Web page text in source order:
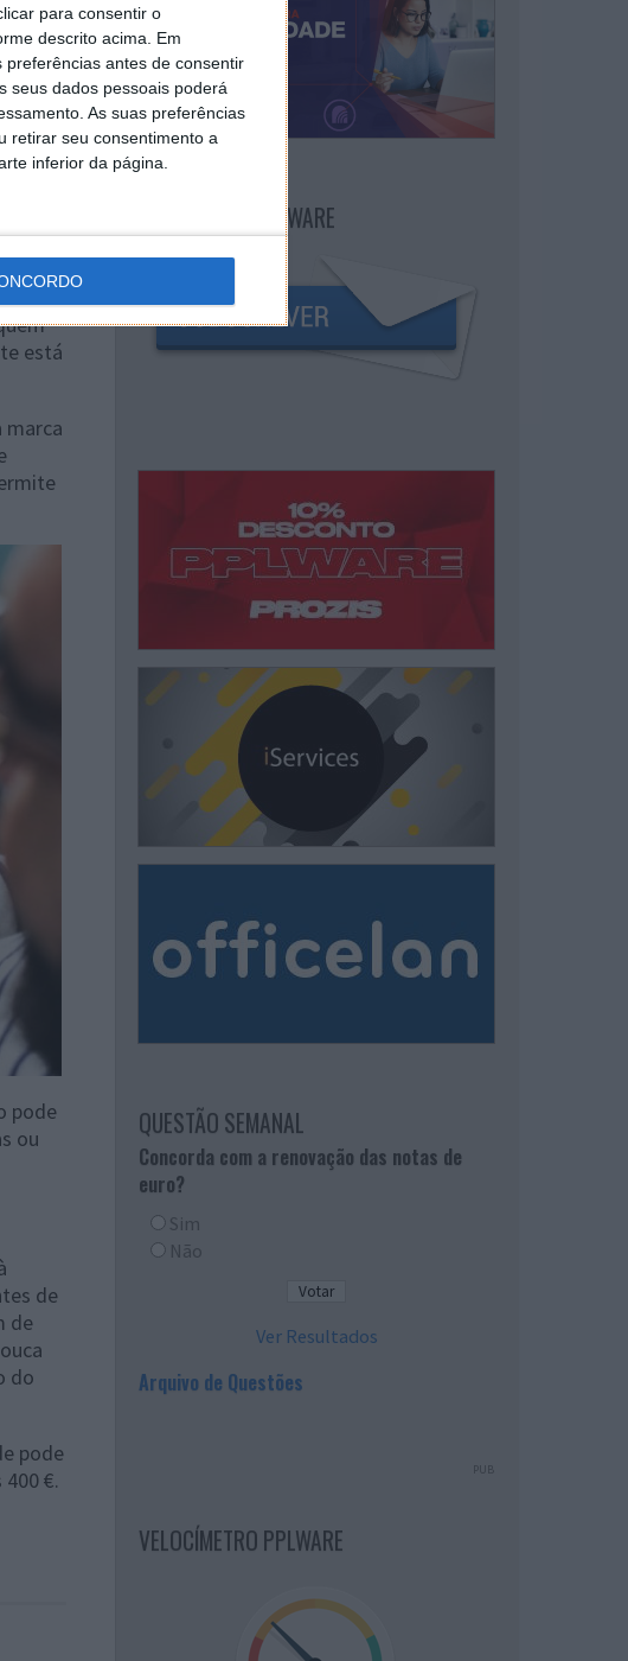
para consentir o
descrito acima. Em
antes de consentir
seus dados pessoais poderá
As suas preferências
retirar seu consentimento a
inferior da página.
está
marca
pode
ou
de
de
do
pode
€.
NEWSLETTER PPLWARE
QUESTÃO SEMANAL
Concorda com a renovação das notas de
euro?
Sim
Não
Ver Resultados
Arquivo de Questões
PUB
VELOCÍMETRO PPLWARE